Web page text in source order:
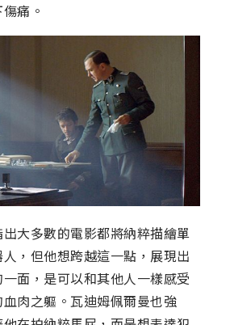
痛。
大多數的電影都將納粹描繪單
，但他想跨越這一點，展現出
面，是可以和其他人一樣感受
肉之軀。瓦迪姆佩爾曼也強